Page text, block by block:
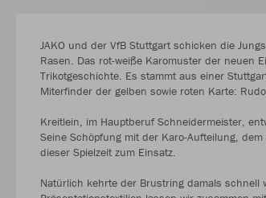
JAKO und der VfB Stuttgart schicken die
Rasen. Das rot-weiße Karomuster der neuen
Trikotgeschichte. Es stammt aus einer
Miterfinder der gelben sowie roten Karte:
Kreitlein, im Hauptberuf Schneidermeister,
Seine Schöpfung mit der Karo-Aufteilung,
dieser Spielzeit zum Einsatz.
Natürlich kehrte der Brustring damals schnell